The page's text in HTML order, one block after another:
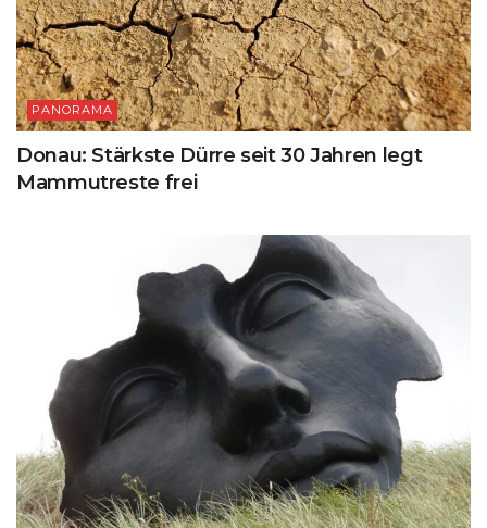
PANORAMA
Donau: Stärkste Dürre seit 30 Jahren legt
Mammutreste frei